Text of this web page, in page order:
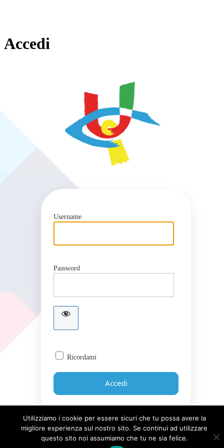
Accedi
Username
Password
Ricordami
Password dimenticata?
Utilizziamo i cookie per essere sicuri che tu possa avere la
migliore esperienza sul nostro sito. Se continui ad utilizzare
questo sito noi assumiamo che tu ne sia felice.